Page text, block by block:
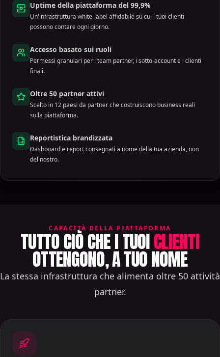
Uptime della piattaforma del 99,9%
Un'infrastruttura white-label affidabile su cui i tuoi clienti
possono contare ogni giorno.
Accesso basato sui ruoli
Permessi granulari per i team partner, i sotto-account e i clienti
finali.
Oltre 50 partner attivi
Scelto in 12 paesi da partner che costruiscono business reali
sulla piattaforma.
Reportistica brandizzata
Dashboard e report consegnati a nome della tua azienda, non
del nostro.
CAPACITÀ DELLA PIATTAFORMA
TUTTO CIÒ CHE I TUOICLIENTI
OTTENGONO, A TUO NOME
La stessa infrastruttura che alimenta oltre 50 attività
partner.